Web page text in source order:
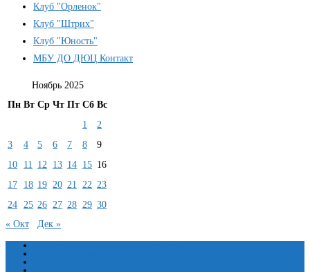
Клуб "Орленок"
Клуб "Штрих"
Клуб "Юность"
МБУ ДО ДЮЦ Контакт
Ноябрь 2025
Пн Вт Ср Чт Пт Сб Вс
1
2
3
4 5 6 7 8
9
10
11 12 13 14 15 16
17
18 19 20 21 22 23
24
25 26 27 28 29 30
« Окт
Дек »